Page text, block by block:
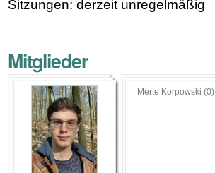
Sitzungen: derzeit unregelmäßig
Mitglieder
Merte Korpowski (0)